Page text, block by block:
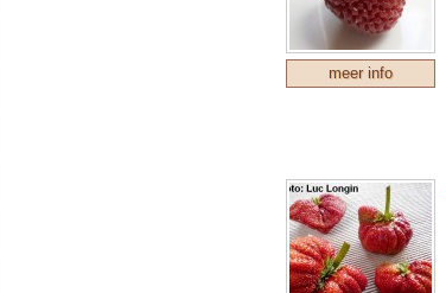
meer info